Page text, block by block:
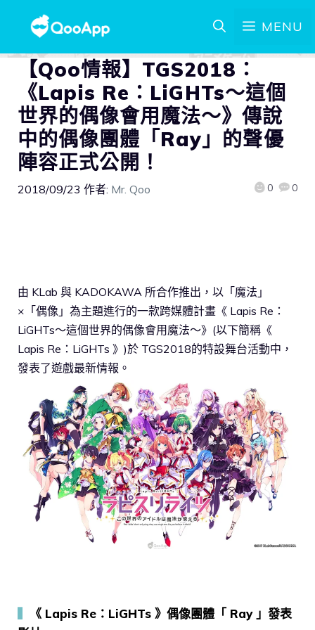
MENU
【Qoo情報】TGS2018：
《Lapis Re：LiGHTs～這個
世界的偶像會用魔法～》傳說
中的偶像團體「Ray」的聲優
陣容正式公開！
2018/09/23 作者: Mr. Qoo 0 0
由 KLab 與 KADOKAWA 所合作推出，以「魔法」
×「偶像」為主題進行的一款跨媒體計畫《 Lapis Re：
LiGHTs～這個世界的偶像會用魔法～》(以下簡稱《
Lapis Re：LiGHTs 》)於 TGS2018的特設舞台活動中，
發表了遊戲最新情報。
《 Lapis Re：LiGHTs 》偶像團體「 Ray 」發表